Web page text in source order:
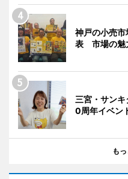
神戸の小売
表 市場の魅
三宮・サン
0周年イベン
も